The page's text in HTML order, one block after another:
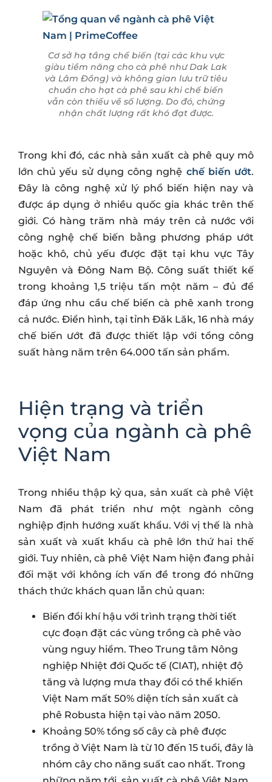
Cơ sở hạ tầng chế biến (tại các khu vực
giàu tiềm năng cho cà phê như Dak Lak
và Lâm Đồng) và không gian lưu trữ tiêu
chuẩn cho hạt cà phê sau khi chế biến
vẫn còn thiếu về số lượng. Do đó, chứng
nhận chất lượng rất khó đạt được.
Trong khi đó, các nhà sản xuất cà phê quy mô
lớn chủ yếu sử dụng công nghệ chế biến ướt.
Đây là công nghệ xử lý phổ biến hiện nay và
được áp dụng ở nhiều quốc gia khác trên thế
giới. Có hàng trăm nhà máy trên cả nước với
công nghệ chế biến bằng phương pháp ướt
hoặc khô, chủ yếu được đặt tại khu vực Tây
Nguyên và Đông Nam Bộ. Công suất thiết kế
trong khoảng 1,5 triệu tấn một năm – đủ để
đáp ứng nhu cầu chế biến cà phê xanh trong
cả nước. Điển hình, tại tỉnh Đăk Lăk, 16 nhà máy
chế biến ướt đã được thiết lập với tổng công
suất hàng năm trên 64.000 tấn sản phẩm.
Hiện trạng và triển
vọng của ngành cà phê
Việt Nam
Trong nhiều thập kỷ qua, sản xuất cà phê Việt
Nam đã phát triển như một ngành công
nghiệp định hướng xuất khẩu. Với vị thế là nhà
sản xuất và xuất khẩu cà phê lớn thứ hai thế
giới. Tuy nhiên, cà phê Việt Nam hiện đang phải
đối mặt với không ích vấn đề trong đó những
thách thức khách quan lẫn chủ quan:
Biến đổi khí hậu với trình trạng thời tiết
cực đoạn đặt các vùng trồng cà phê vào
vùng nguy hiểm. Theo Trung tâm Nông
nghiệp Nhiệt đới Quốc tế (CIAT), nhiệt độ
tăng và lượng mưa thay đổi có thể khiến
Việt Nam mất 50% diện tích sản xuất cà
phê Robusta hiện tại vào năm 2050.
Khoảng 50% tổng số cây cà phê được
trồng ở Việt Nam là từ 10 đến 15 tuổi, đây là
nhóm cây cho năng suất cao nhất. Trong